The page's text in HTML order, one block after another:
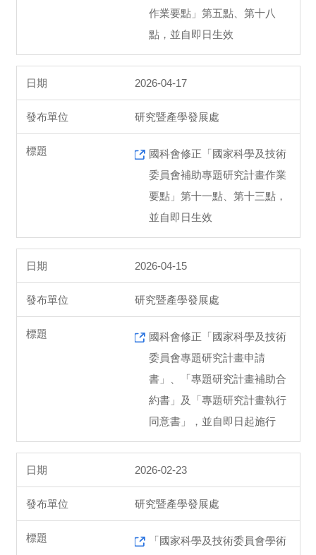
作業要點」第五點、第十八
點，並自即日生效
2026-04-17
研究暨產學發展處
國科會修正「國家科學及技術
委員會補助專題研究計畫作業
要點」第十一點、第十三點，
並自即日生效
2026-04-15
研究暨產學發展處
國科會修正「國家科學及技術
委員會專題研究計畫申請
書」、「專題研究計畫補助合
約書」及「專題研究計畫執行
同意書」，並自即日起施行
2026-02-23
研究暨產學發展處
「國家科學及技術委員會學術